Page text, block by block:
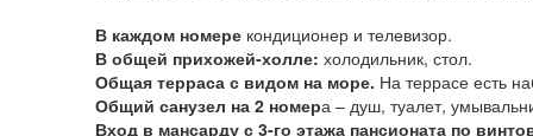
В каждом номере кондиционер и телевизор.
В общей прихожей-холле: холодильник, стол.
Общая терраса с видом на море. На террасе есть
Общий санузел на 2 номера – душ, туалет,
Вход в мансарду с 3-го этажа пансионата по